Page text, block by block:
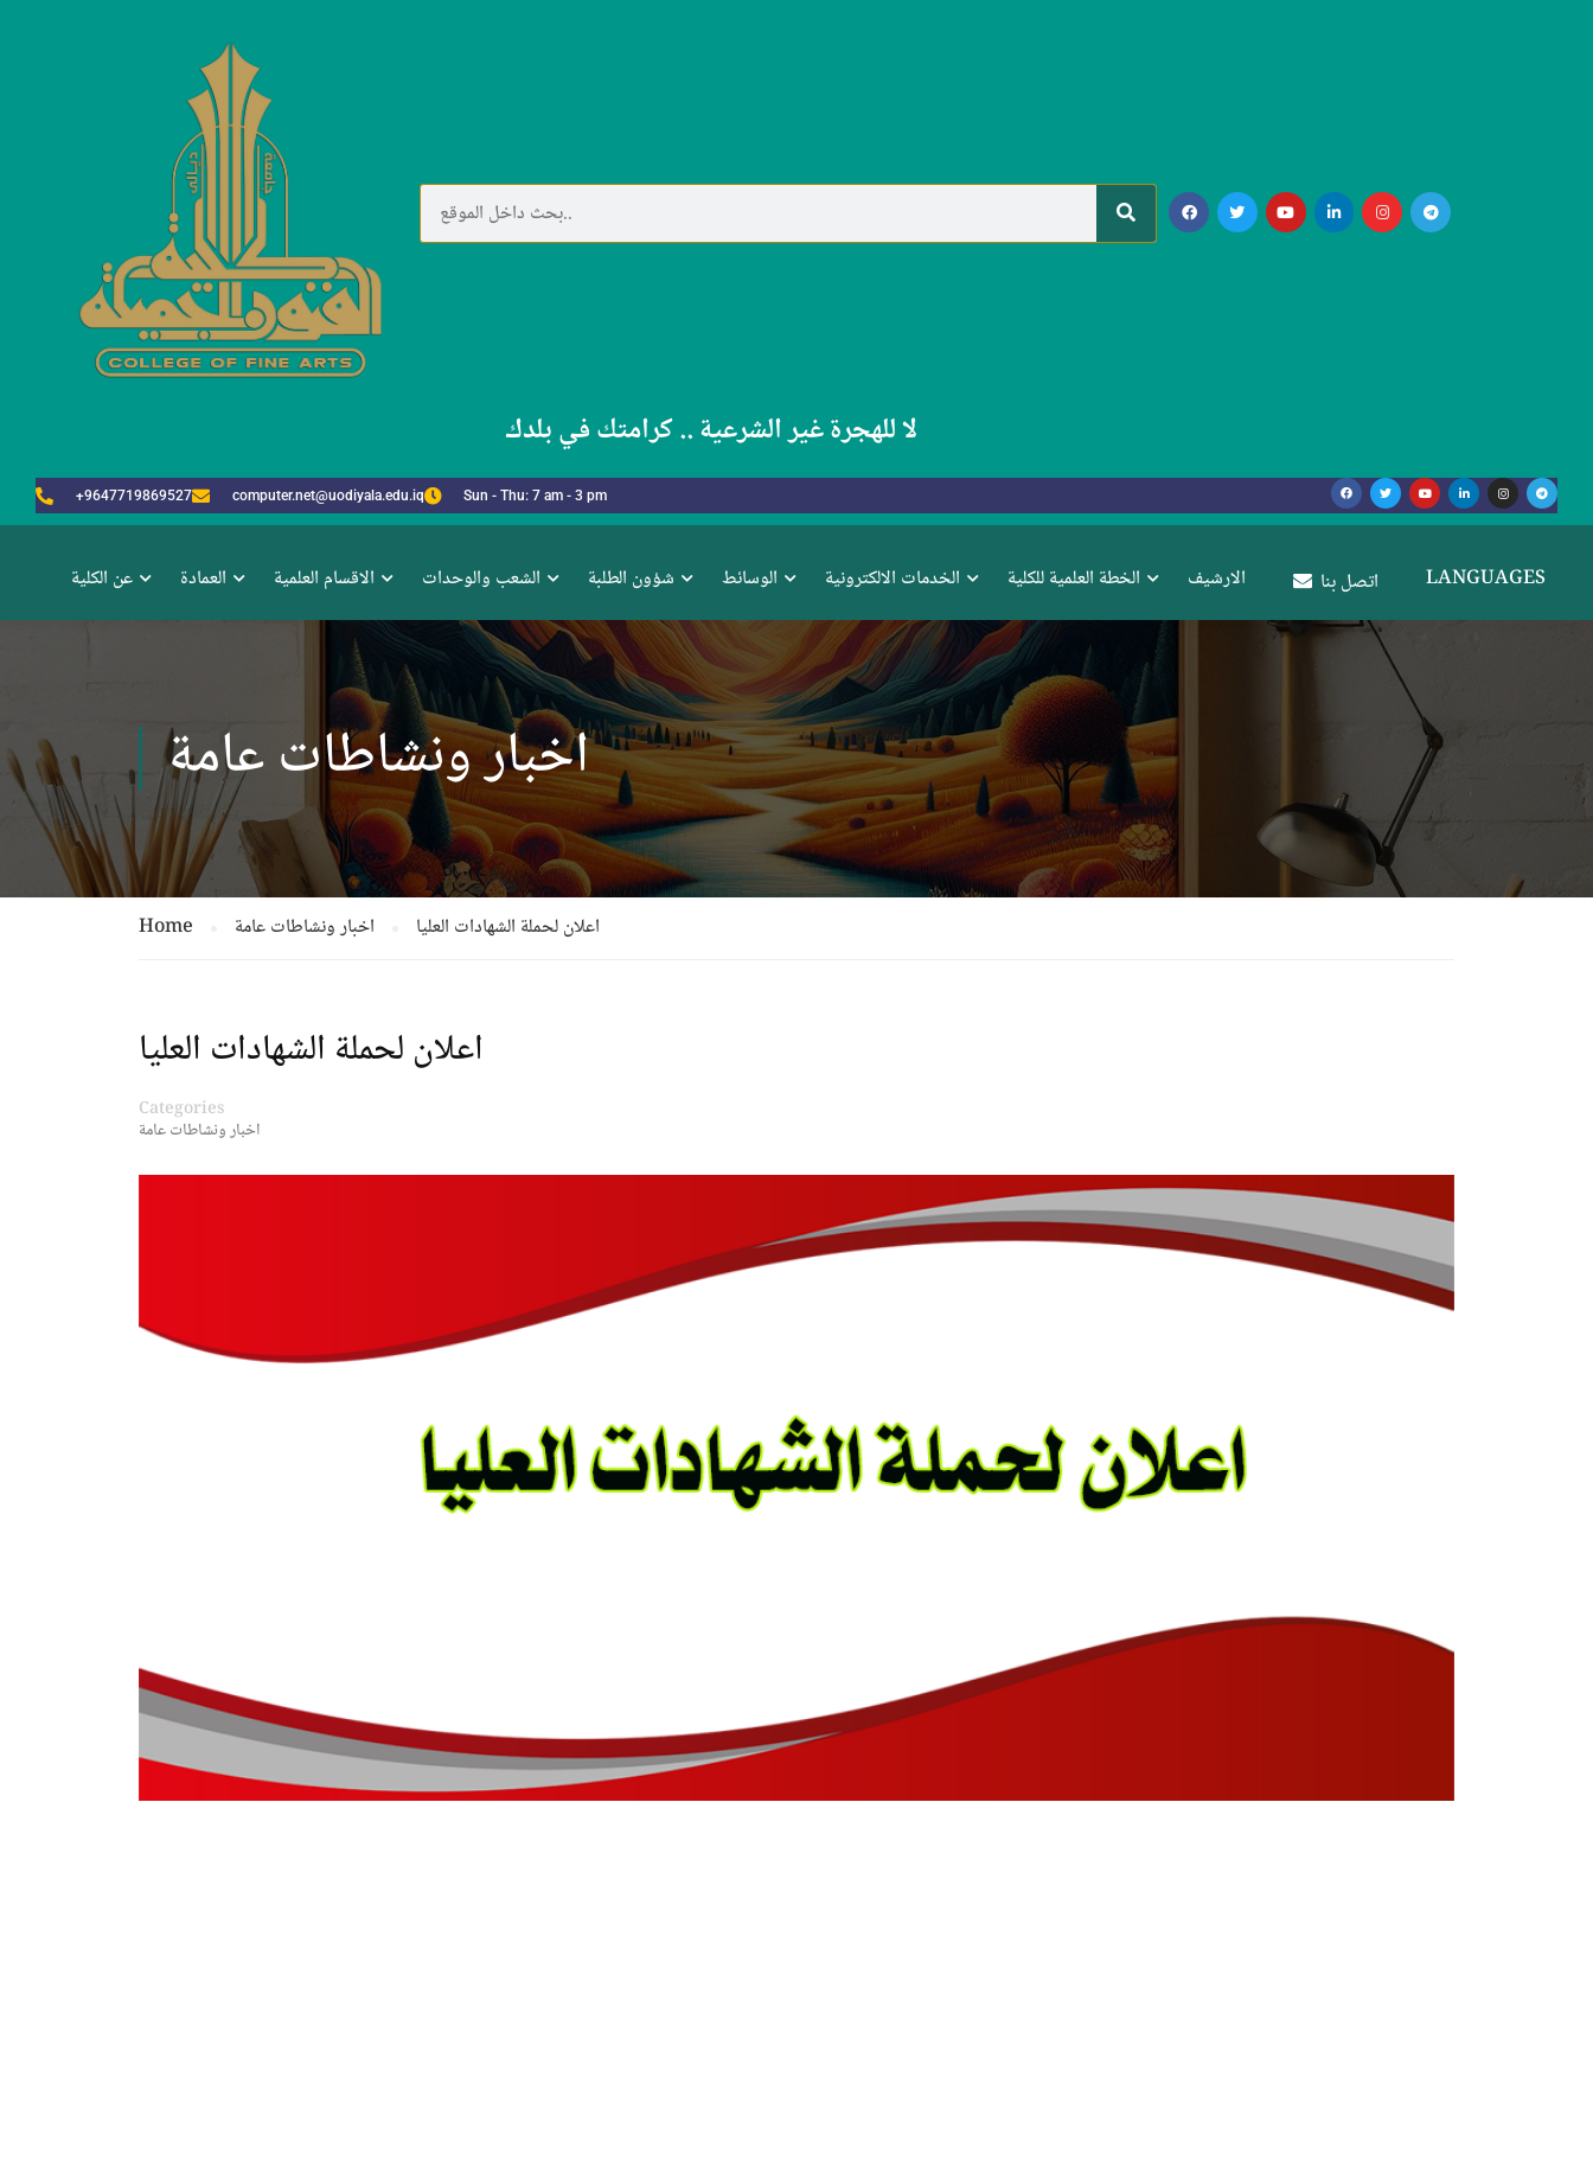
لا للهجرة غير الشرعية .. كرامتك في بلدك
+9647719869527 computer.net@uodiyala.edu.iq Sun - Thu: 7 am - 3 pm
عن الكلية العمادة الاقسام العلمية الشعب والوحدات شؤون الطلبة الوسائط الخدمات الالكترونية الخطة العلمية للكلية الارشيف اتصل بنا LANGUAGES
اخبار ونشاطات عامة
Home اخبار ونشاطات عامة اعلان لحملة الشهادات العليا
اعلان لحملة الشهادات العليا
Categories
اخبار ونشاطات عامة